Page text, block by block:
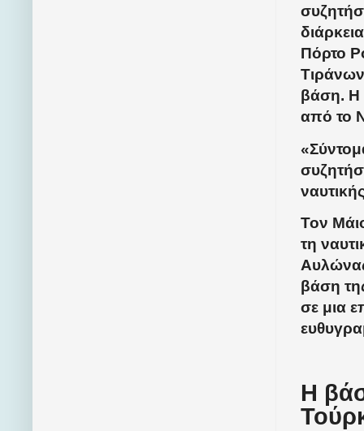
Πόρτο
Τιράνων
βάση. Η
από το
Τον
τη
βάση
σε μια
Η